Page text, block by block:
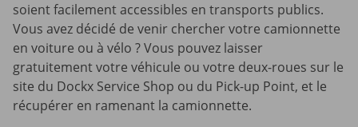
soient facilement accessibles en transports publics.
Vous avez décidé de venir chercher votre camionnette
en voiture ou à vélo ? Vous pouvez laisser
gratuitement votre véhicule ou votre deux-roues sur le
site du Dockx Service Shop ou du Pick-up Point, et le
récupérer en ramenant la camionnette.